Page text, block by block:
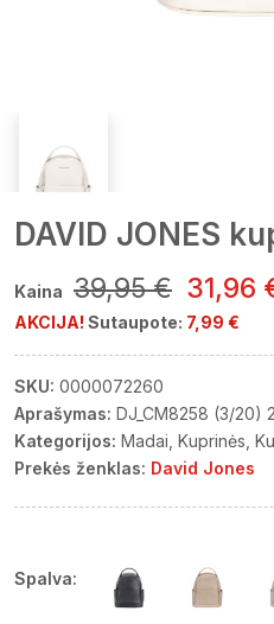
DAVID JONES
Kaina 39,95 € 31,96
AKCIJA! Sutaupote: 7,99 €
SKU: 0000072260
Aprašymas: DJ_CM8258 (3/20)
Kategorijos: Madai Kuprinės
Prekės ženklas: David Jones
Spalva: